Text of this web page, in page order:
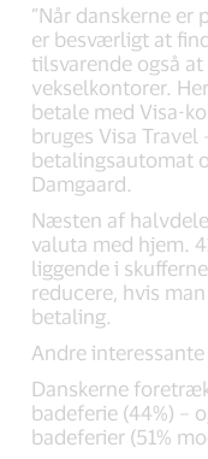
”Når danskerne er
er besværligt at
tilsvarende også
vekselkontorer.
betale med Visa-
bruges Visa
betalingsautomat
Damgaard.
Næsten af
valuta med hjem.
liggende i
reducere, hvis
betaling.
Andre
Danskerne
badeferie (44%) –
badeferier (51%